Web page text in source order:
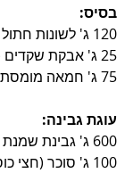
בסיס:
120 ג' לשונות חתול / ביסקוויט וניל
25 ג' אבקת שקדים (רבע כוס)
75 ג' חמאה מומסת
עוגת גבינה:
600 ג' גבינת שמנת
100 ג' סוכר (חצי כוס)